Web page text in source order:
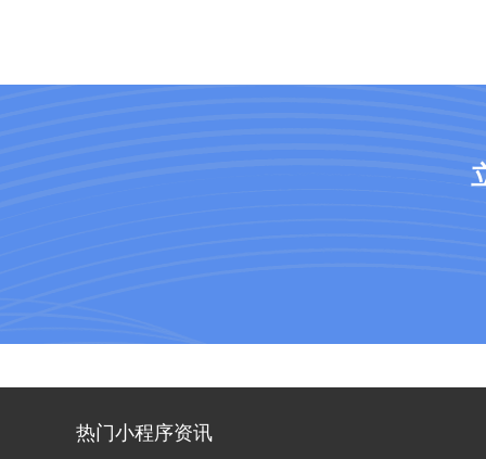
热门小程序资讯